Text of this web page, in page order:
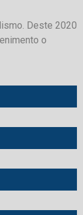
Deste 2020
o